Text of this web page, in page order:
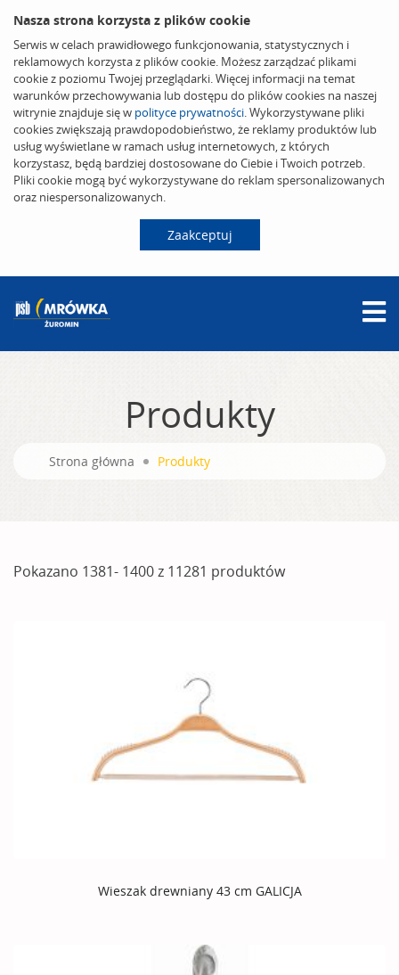
Nasza strona korzysta z plików cookie
Serwis w celach prawidłowego funkcjonowania, statystycznych i
reklamowych korzysta z plików cookie. Możesz zarządzać plikami
cookie z poziomu Twojej przeglądarki. Więcej informacji na temat
warunków przechowywania lub dostępu do plików cookies na naszej
witrynie znajduje się w polityce prywatności. Wykorzystywane pliki
cookies zwiększają prawdopodobieństwo, że reklamy produktów lub
usług wyświetlane w ramach usług internetowych, z których
korzystasz, będą bardziej dostosowane do Ciebie i Twoich potrzeb.
Pliki cookie mogą być wykorzystywane do reklam spersonalizowanych
oraz niespersonalizowanych.
Zaakceptuj
Produkty
Strona główna Produkty
Pokazano 1381- 1400 z 11281 produktów
Wieszak drewniany 43 cm GALICJA